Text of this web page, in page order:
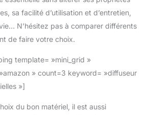
sa facilité d’utilisation et d’entretien,
N’hésitez pas à comparer différents
de faire votre choix.
template= »mini_grid »
» count=3 keyword= »diffuseur
»]
du bon matériel, il est aussi